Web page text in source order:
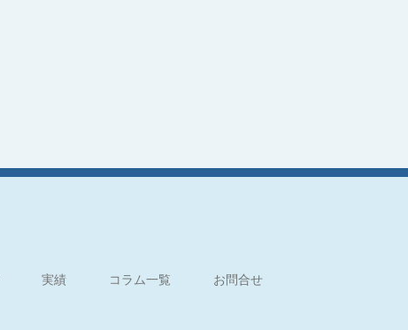
実績 コラム一覧 お問合せ